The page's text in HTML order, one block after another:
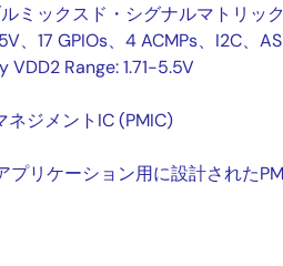
ミックスド・シグナルマトリッ
、17 GPIOs、4 ACMPs、I2C、
Range: 1.71-5.5V
ジメントIC (PMIC)
プリケーション用に設計された